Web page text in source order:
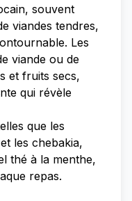
souvent
viandes tendres,
Les
viande ou de
et fruits secs,
qui révèle
que les
les chebakia,
thé à la menthe,
repas.